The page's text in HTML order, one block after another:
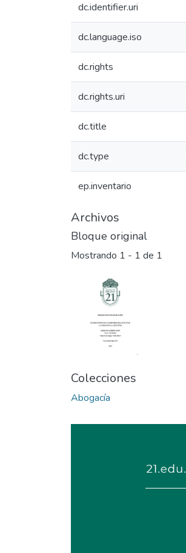
dc.identifier.uri
dc.language.iso
dc.rights
dc.rights.uri
dc.title
dc.type
ep.inventario
Archivos
Bloque original
Mostrando 1 - 1 de 1
Colecciones
Abogacía